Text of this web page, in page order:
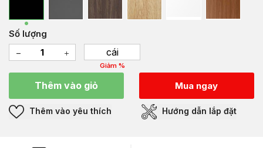
Số lượng
cái
Giảm %
Thêm vào giỏ Mua ngay
Thêm vào yêu thích Hướng dẫn lắp đặt